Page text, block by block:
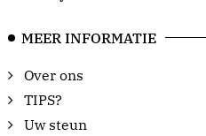
MEER INFORMATIE
Over ons
TIPS?
Uw steun